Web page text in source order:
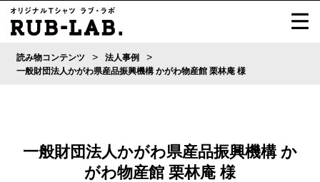
読み物コンテンツ > 法人事例 >
一般財団法人かがわ県産品振興機構 かがわ物産館 栗林庵 様
一般財団法人かがわ県産品振興機構 か
がわ物産館 栗林庵 様